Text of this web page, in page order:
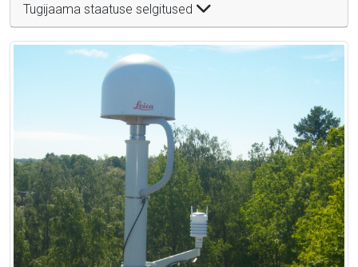
Tugijaama staatuse selgitused